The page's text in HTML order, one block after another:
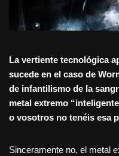
La vertiente tecnológica
sucede en el caso de
de infantilismo de la
metal extremo “
o vosotros no tenéis esa
Sinceramente no, el metal